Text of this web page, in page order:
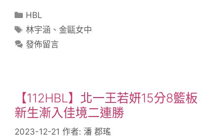
HBL
林宇涵 、金甌女中
發佈留言
【112HBL】北一王若妍15分8籃板
新生漸入佳境二連勝
2023-12-21 作者: 潘 郡瑤